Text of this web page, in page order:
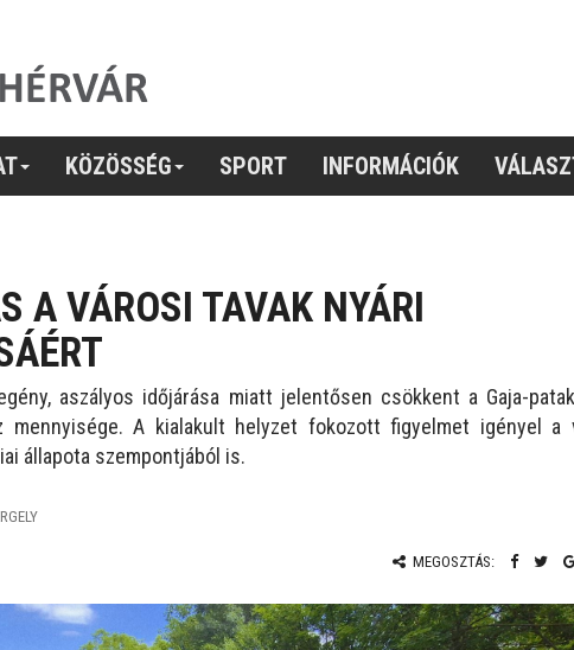
KÖZÖSSÉG SPORT INFORMÁCIÓK
A VÁROSI TAVAK NYÁRI
aszályos időjárása miatt jelentősen csökkent a Gaja-
mennyisége. A kialakult helyzet fokozott figyelmet igényel a
állapota szempontjából is.
MEGOSZTÁS: